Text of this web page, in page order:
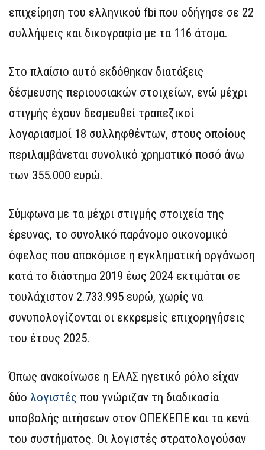
επιχείρηση του ελληνικού fbi που οδήγησε σε 22
συλλήψεις και δικογραφία με τα 116 άτομα.
Στο πλαίσιο αυτό εκδόθηκαν διατάξεις
δέσμευσης περιουσιακών στοιχείων, ενώ μέχρι
στιγμής έχουν δεσμευθεί τραπεζικοί
λογαριασμοί 18 συλληφθέντων, στους οποίους
περιλαμβάνεται συνολικό χρηματικό ποσό άνω
των 355.000 ευρώ.
Σύμφωνα με τα μέχρι στιγμής στοιχεία της
έρευνας, το συνολικό παράνομο οικονομικό
όφελος που αποκόμισε η εγκληματική οργάνωση
κατά το διάστημα 2019 έως 2024 εκτιμάται σε
τουλάχιστον 2.733.995 ευρώ, χωρίς να
συνυπολογίζονται οι εκκρεμείς επιχορηγήσεις
του έτους 2025.
Όπως ανακοίνωσε η ΕΛΑΣ ηγετικό ρόλο είχαν
δύο λογιστές που γνώριζαν τη διαδικασία
υποβολής αιτήσεων στον ΟΠΕΚΕΠΕ και τα κενά
του συστήματος. Οι λογιστές στρατολογούσαν